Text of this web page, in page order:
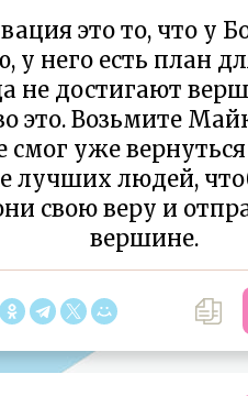
это то, что у
у него есть план
не достигают
это. Возьмите
смог уже
лучших людей,
свою веру и
вершине.